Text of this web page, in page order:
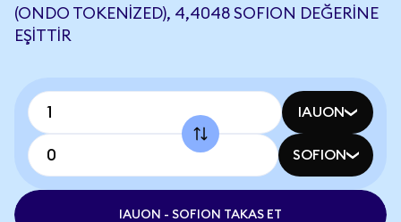
(ONDO TOKENIZED), 4,4048 SOFION DEĞERINE
EŞITTIR
IAUON
SOFION
IAUON - SOFION TAKAS ET